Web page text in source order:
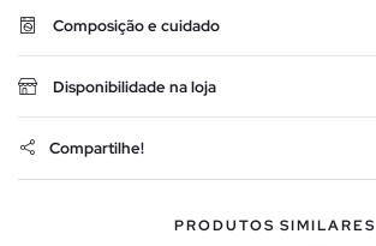
Composição e cuidado
Disponibilidade na loja
Compartilhe!
PRODUTOS SIMILARES